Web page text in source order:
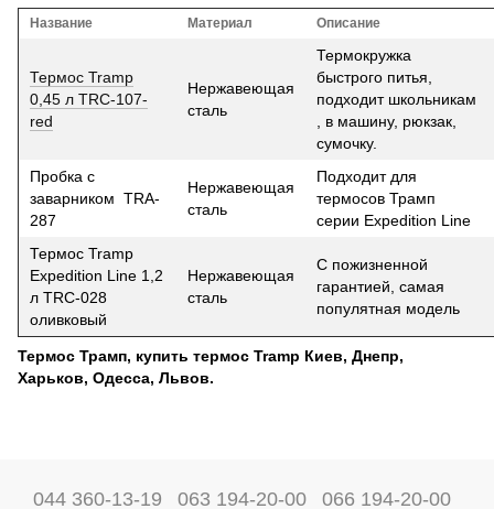
Название Материал Описание
Термос Tramp
0,45 л TRC-107-
red
Нержавеющая
сталь
Термокружка
быстрого питья,
подходит школьникам
, в машину, рюкзак,
сумочку.
Пробка с
заварником TRA-
287
Нержавеющая
сталь
Подходит для
термосов Трамп
серии Expedition Line
Термос Tramp
Expedition Line 1,2
л TRC-028
оливковый
Нержавеющая
сталь
С пожизненной
гарантией, самая
популятная модель
Термос Трамп, купить термос Tramp Киев, Днепр,
Харьков, Одесса, Львов.
044 360-13-19 063 194-20-00
066 194-20-00